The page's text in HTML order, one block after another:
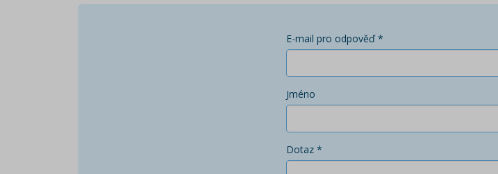
E-mail pro odpověď *
Jméno
Dotaz *